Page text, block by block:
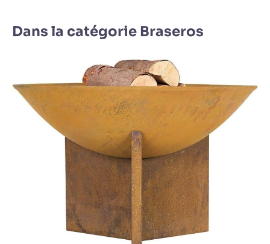
Dans la catégorie Braseros